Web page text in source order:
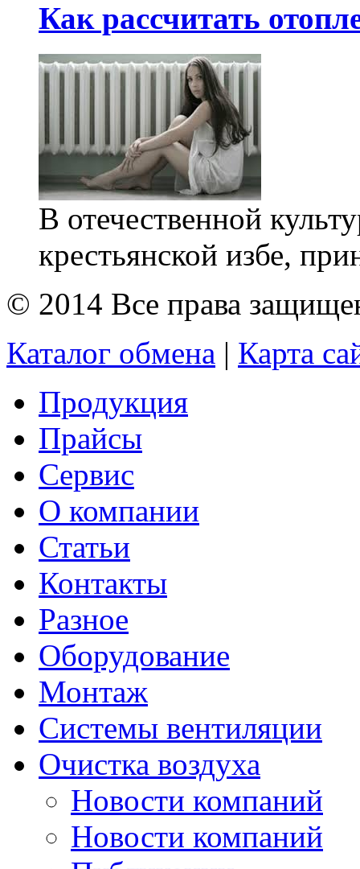
Как рассчитать
В отечественной
крестьянской избе,
© 2014 Все права
Каталог обмена | Карта
Продукция
Прайсы
Сервис
О компании
Статьи
Контакты
Разное
Оборудование
Монтаж
Системы вентиляции
Очистка воздуха
Новости компаний
Новости компаний